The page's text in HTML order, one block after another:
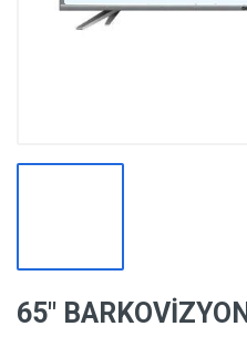
65″ BARKOVİZYON